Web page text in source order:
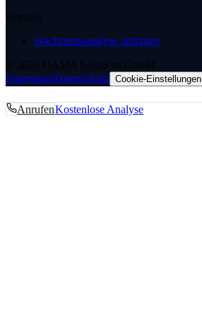
Kontakt
Wachstumsanalyse anfragen
© 2026 DAMA Solutions GmbH
ImpressumDatenschutz Cookie-Einstellungen
AnrufenKostenlose Analyse